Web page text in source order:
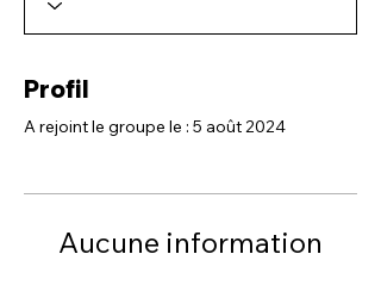
Profil
A rejoint le groupe le : 5 août 2024
Aucune information